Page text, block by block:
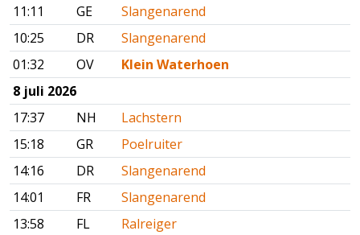
11:11
GE
Slangenarend
10:25
DR
Slangenarend
01:32
OV
Klein Waterhoen
8 juli 2026
17:37
NH
Lachstern
15:18
GR
Poelruiter
14:16
DR
Slangenarend
14:01
FR
Slangenarend
13:58
FL
Ralreiger